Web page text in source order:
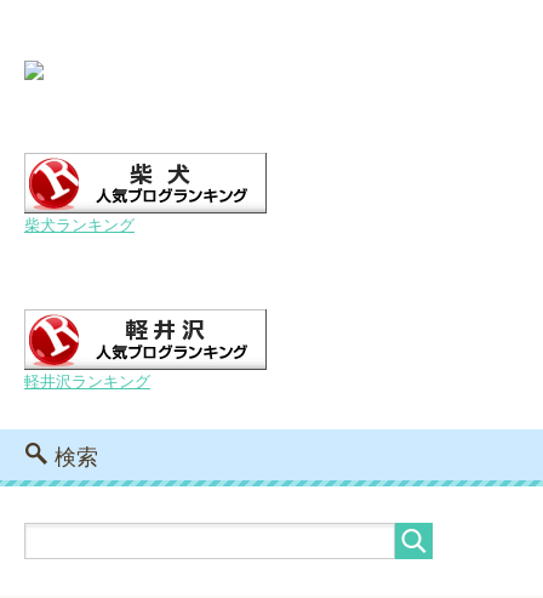
柴犬ランキング
軽井沢ランキング
検索